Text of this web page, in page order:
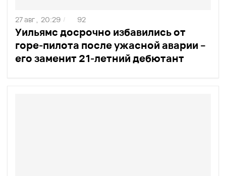
Уильямс досрочно избавились от
горе-пилота после ужасной аварии –
его заменит 21-летний дебютант
27 авг , 20:29 / 92